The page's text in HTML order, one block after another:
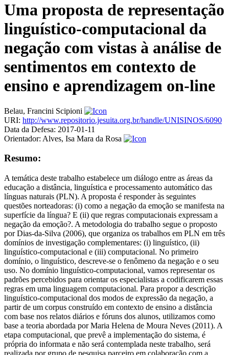
Uma proposta de representação
linguístico-computacional da
negação com vistas à análise de
sentimentos em contexto de
ensino e aprendizagem on-line
Belau, Francini Scipioni
URI: http://www.repositorio.jesuita.org.br/handle/UNISINOS/6090
Data da Defesa: 2017-01-11
Orientador: Alves, Isa Mara da Rosa
Resumo:
A temática deste trabalho estabelece um diálogo entre as áreas da
educação a distância, linguística e processamento automático das
línguas naturais (PLN). A proposta é responder às seguintes
questões norteadoras: (i) como a negação da emoção se manifesta na
superfície da língua? E (ii) que regras computacionais expressam a
negação da emoção?. A metodologia do trabalho segue o proposto
por Dias-da-Silva (2006), que organiza os trabalhos em PLN em três
domínios de investigação complementares: (i) linguístico, (ii)
linguístico-computacional e (iii) computacional. No primeiro
domínio, o linguístico, descreve-se o fenômeno da negação e o seu
uso. No domínio linguístico-computacional, vamos representar os
padrões percebidos para orientar os especialistas a codificarem essas
regras em uma linguagem computacional. Para propor a descrição
linguístico-computacional dos modos de expressão da negação, a
partir de um corpus construído em contexto de ensino a distância
com base nos relatos diários e fóruns dos alunos, utilizamos como
base a teoria abordada por Maria Helena de Moura Neves (2011). A
etapa computacional, que prevê a implementação do sistema, é
própria do informata e não será contemplada neste trabalho, será